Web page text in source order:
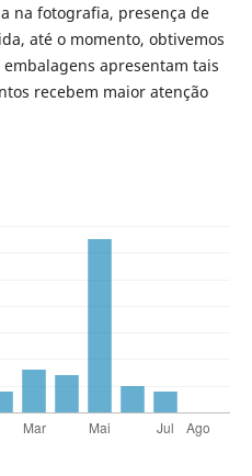
na fotografia, presença de
até o momento, obtivemos
apresentam tais
recebem maior atenção